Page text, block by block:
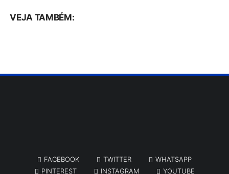
VEJA TAMBÉM:
FACEBOOK TWITTER
WHATSAPP
PINTEREST
INSTAGRAM YOUTUBE